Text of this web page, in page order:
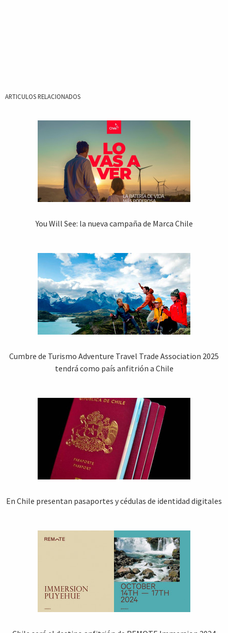
ARTICULOS RELACIONADOS
You Will See: la nueva campaña de Marca Chile
Cumbre de Turismo Adventure Travel Trade Association 2025
tendrá como país anfitrión a Chile
En Chile presentan pasaportes y cédulas de identidad digitales